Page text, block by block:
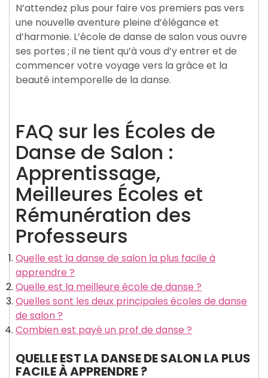
N’attendez plus pour faire vos premiers pas vers
une nouvelle aventure pleine d’élégance et
d’harmonie. L’école de danse de salon vous ouvre
ses portes ; il ne tient qu’à vous d’y entrer et de
commencer votre voyage vers la grâce et la
beauté intemporelle de la danse.
FAQ sur les Écoles de
Danse de Salon :
Apprentissage,
Meilleures Écoles et
Rémunération des
Professeurs
Quelle est la danse de salon la plus facile à
apprendre ?
Quelle est la meilleure école de danse ?
Quelles sont les deux principales écoles de danse
de salon ?
Combien est payé un prof de danse ?
QUELLE EST LA DANSE DE SALON LA PLUS
FACILE À APPRENDRE ?